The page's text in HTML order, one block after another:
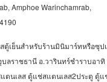
Amphoe Warinchamrab,
เย็นสำหรับร้านมินิมาร์ทหรือซุป
ลราชธานี อ.วารินทร์ชำราบอา
ตนเลส ตู้แช่สแตนเลส2ประตู ตู้